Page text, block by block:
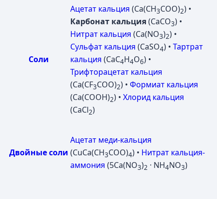
Соли
Ацетат кальция (Ca(CH3COO)2) •
Карбонат кальция(CaCO3) •
Нитрат кальция (Ca(NO3)2) •
Сульфат кальция (CaSO4) • Тартрат
кальция (CaC4H4O6) •
Трифторацетат кальция
(Ca(CF3COO)2) • Формиат кальция
(Ca(COOH)2) • Хлорид кальция
(CaCl2)
Двойные соли
Ацетат меди-кальция
(CuCa(CH3COO)4) • Нитрат кальция-
аммония (5Ca(NO3)2 · NH4NO3)